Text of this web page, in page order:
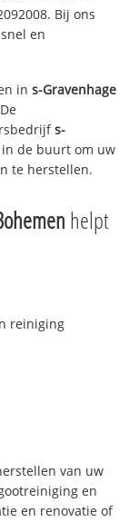
Bij ons
en
ins-Gravenhage
s-
de buurt om uw
te herstellen.
helpt
reiniging
van uw
en
en renovatie of